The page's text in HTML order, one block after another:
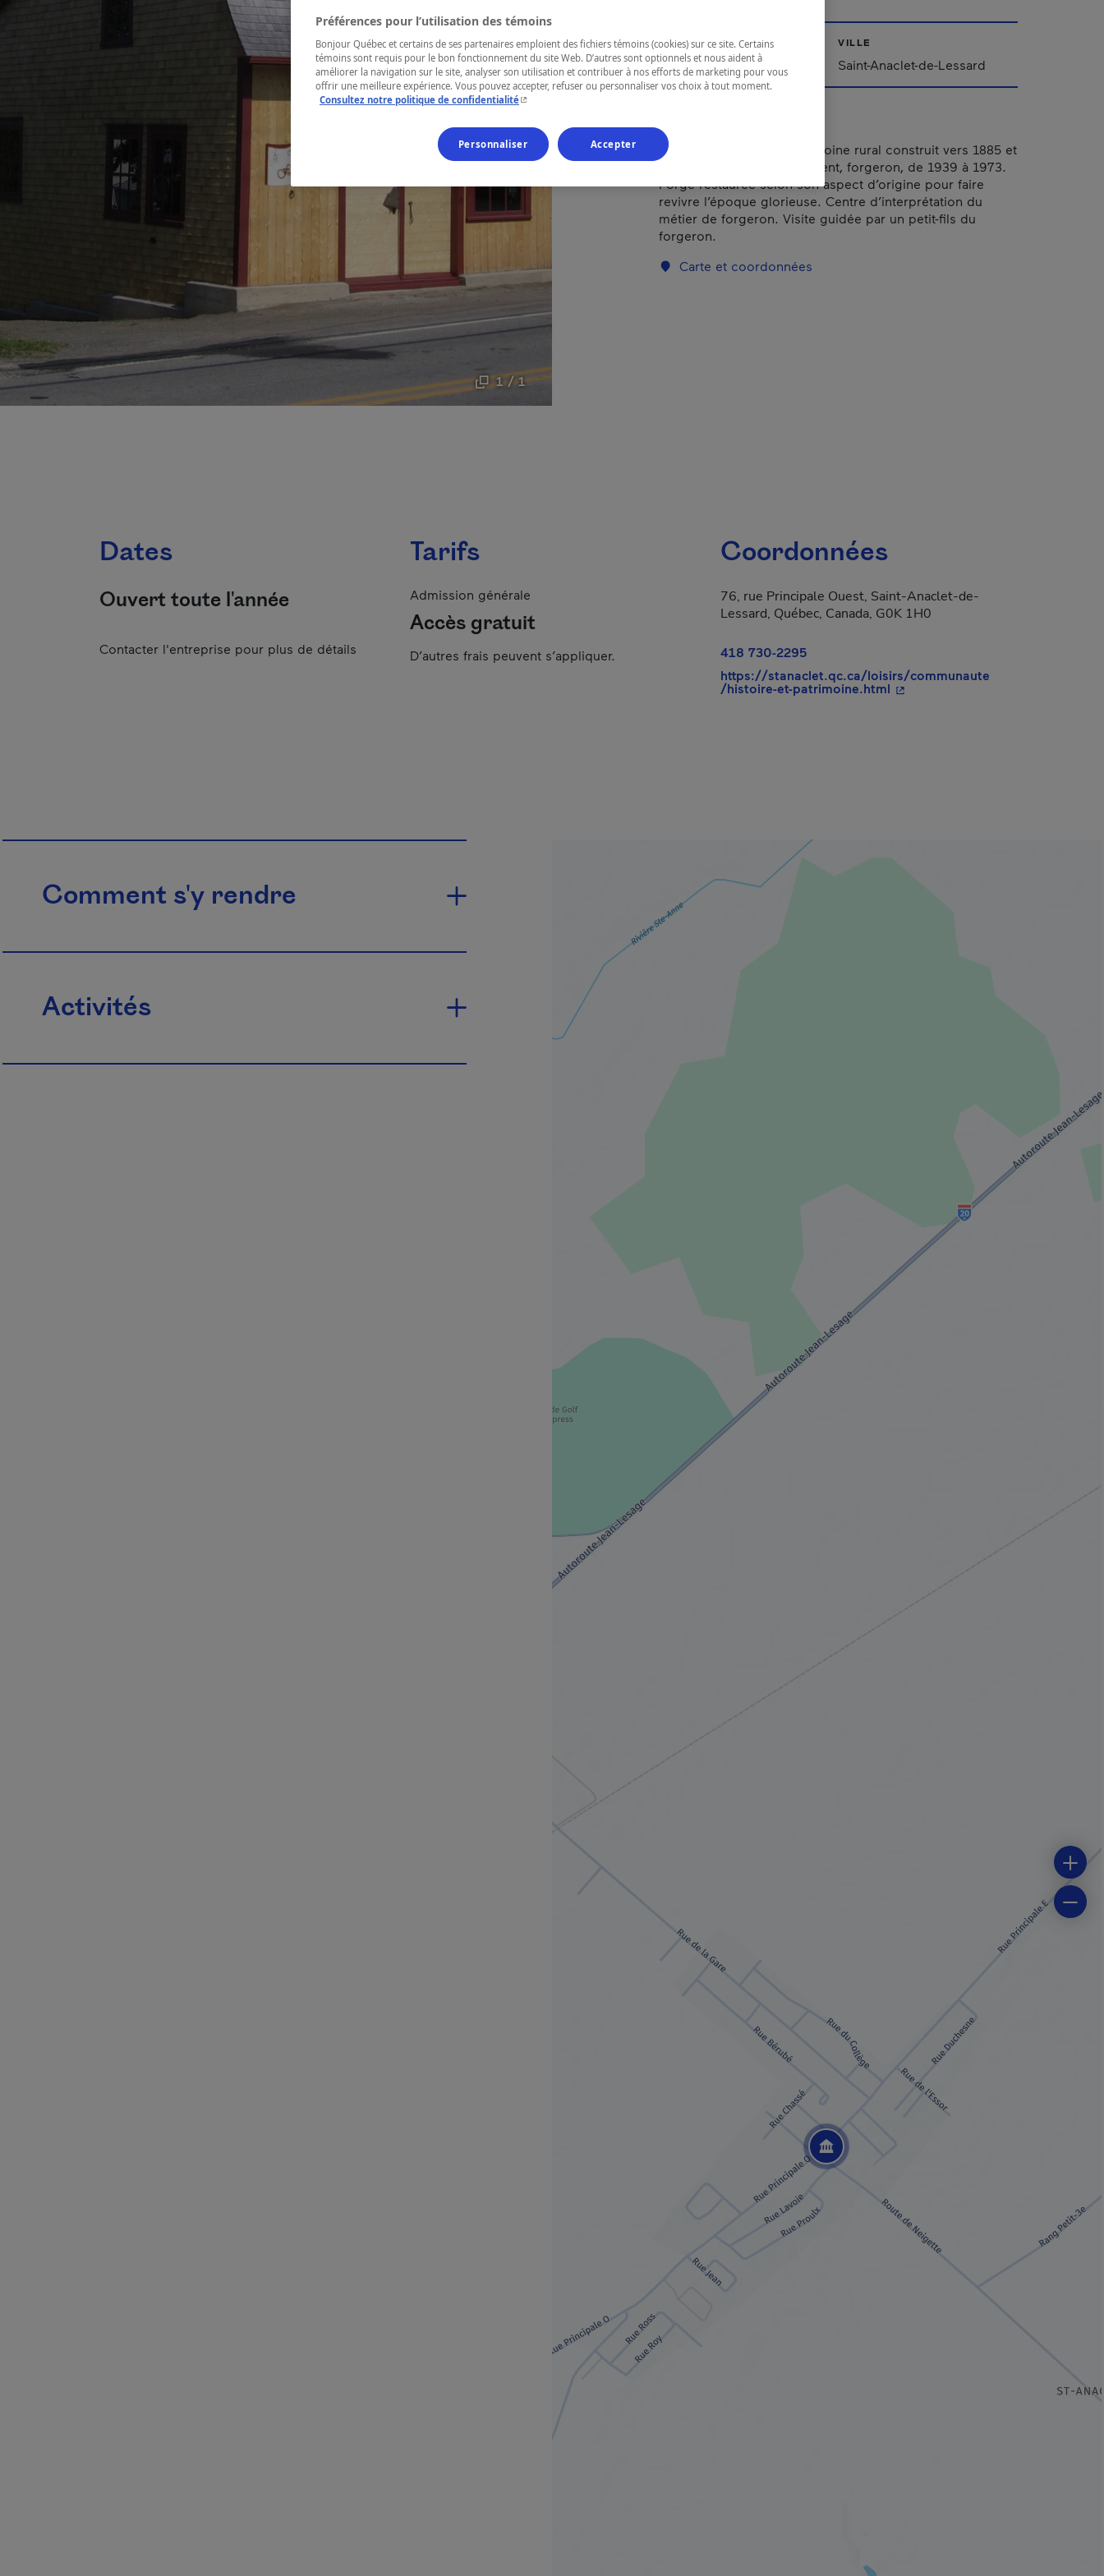
1 / 1
RÉGION
Bas-Saint-Laurent
VILLE
Saint-Anaclet-de-Lessard
Bâtiment typique du patrimoine rural construit vers 1885 et
exploité par Léo Saint-Laurent, forgeron, de 1939 à 1973.
Forge restaurée selon son aspect d’origine pour faire
revivre l’époque glorieuse. Centre d’interprétation du
métier de forgeron. Visite guidée par un petit-fils du
forgeron.
Carte et coordonnées
Dates
Ouvert toute l'année
Contacter l'entreprise pour plus de détails
Tarifs
Admission générale
Accès gratuit
D’autres frais peuvent s’appliquer.
Coordonnées
76, rue Principale Ouest, Saint-Anaclet-de-
Lessard, Québec, Canada, G0K 1H0
418 730-2295
https://stanaclet.qc.ca/loisirs/communaute
/histoire-et-patrimoine.html - Cet hyperlien s'ouvrira dans
Comment s'y rendre
Activités
Préférences pour l’utilisation des témoins
Bonjour Québec et certains de ses partenaires emploient des fichiers témoins (cookies) sur ce site. Certains
témoins sont requis pour le bon fonctionnement du site Web. D’autres sont optionnels et nous aident à
améliorer la navigation sur le site, analyser son utilisation et contribuer à nos efforts de marketing pour vous
offrir une meilleure expérience. Vous pouvez accepter, refuser ou personnaliser vos choix à tout moment.
Consultez notre politique de confidentialité- Cet hyperlien s'ouvrira dans une nouvelle fenêtre.
Personnaliser Accepter